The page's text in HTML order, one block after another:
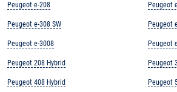
Peugeot e-208
Peugeot e-308 SW
Peugeot e-3008
Peugeot 208 Hybrid
Peugeot 408 Hybrid
Peugeot
Peugeot
Peugeot
Peugeot
Peugeot